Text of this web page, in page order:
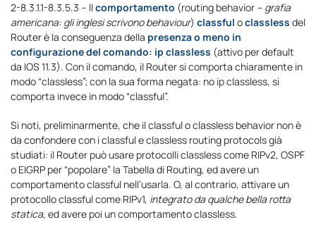
2-8.3.1.1-8.3.5.3 – Ilcomportamento (routing behavior – grafia
americana: gli inglesi scrivono behaviour) classful oclassless del
Router è la conseguenza della presenza o meno in
configurazione del comando: ip classless (attivo per default
da IOS 11.3). Con il comando, il Router si comporta chiaramente in
modo “classless”; con la sua forma negata: no ip classless, si
comporta invece in modo “classful”.
Si noti, preliminarmente, che il classful o classless behavior non è
da confondere con i classful e classless routing protocols già
studiati: il Router può usare protocolli classless come RIPv2, OSPF
o EIGRP per “popolare” la Tabella di Routing, ed avere un
comportamento classful nell’usarla. O, al contrario, attivare un
protocollo classful come RIPv1, integrato da qualche bella rotta
statica, ed avere poi un comportamento classless.